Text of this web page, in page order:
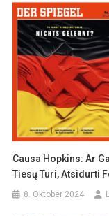
Causa Hopkins: Ar
Tiesų Turi, Atsidurti
8. Oktober 2024